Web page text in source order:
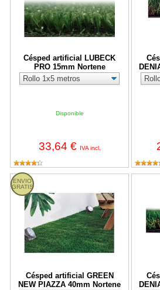
Césped artificial LUBECK
PRO 15mm Nortene
Disponible
33,64 € IVA incl.
ENVIO
GRATIS
Césped artificial GREEN
NEW PIAZZA 40mm Nortene
Césped artificial GREEN NEW